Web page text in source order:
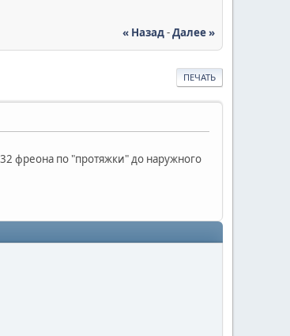
« Назад-Далее »
ПЕЧАТЬ
32 фреона по "протяжки" до наружного